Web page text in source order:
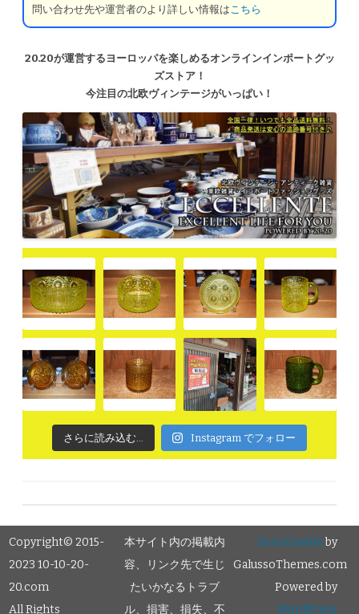
問い合わせ先や運営者のより詳しい情報はこちら
20.20が運営するヨーロッパを楽しめるオンラインインポートグッ
ズストア！
今注目の北欧ヴィンテージがいっぱい！
さらに読み込む... Instagram でフォロー
Copyright© 2015-
2023 10-10-20-
20.com
All Rights
本サイト内の掲載内
容、リンク先で生じ
たいかなるトラブ
ル、損害、損失、不
ZeroGravityby
GalussoThemes.com
Powered by
WordPress